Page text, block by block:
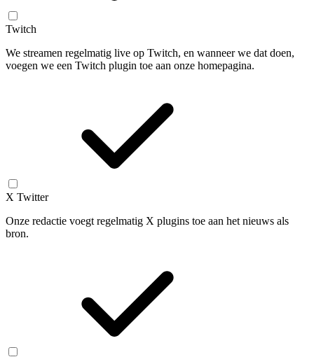
Twitch
We streamen regelmatig live op Twitch, en wanneer we dat doen,
voegen we een Twitch plugin toe aan onze homepagina.
X Twitter
Onze redactie voegt regelmatig X plugins toe aan het nieuws als
bron.